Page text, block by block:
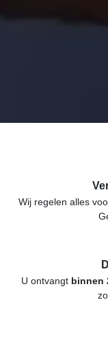
Wij regelen alles
U ontvangt binnen